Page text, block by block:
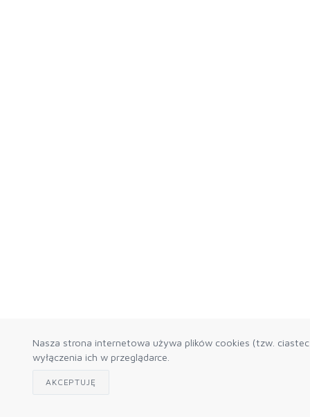
Nasza strona internetowa używa plików cookies (tzw.
wyłączenia ich w przeglądarce.
AKCEPTUJĘ